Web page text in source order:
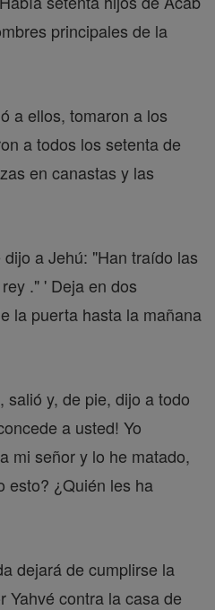
principales de la
a ellos, tomaron a los
a todos los setenta de
en canastas y las
a Jehú: "Han traído las
." ' Deja en dos
la puerta hasta la mañana
salió y, de pie, dijo a todo
a usted! Yo
mi señor y lo he matado,
esto? ¿Quién les ha
dejará de cumplirse la
Yahvé contra la casa de